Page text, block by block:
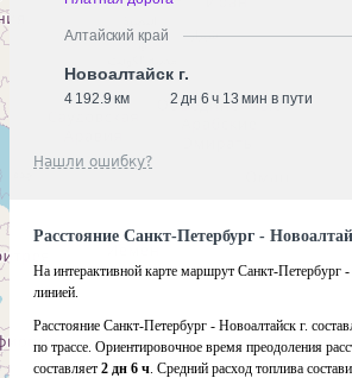
Алтайский край
Новоалтайск г.
4 192.9 км 2 дн 6 ч 13 мин в пути
Нашли ошибку?
Расстояние Санкт-Петербург -
На интерактивной карте маршрут Санкт-Петербург -
линией.
Расстояние Санкт-Петербург - Новоалтайск г.
по трассе. Ориентировочное время преодоления
составляет 2 дн 6 ч. Средний расход топлива